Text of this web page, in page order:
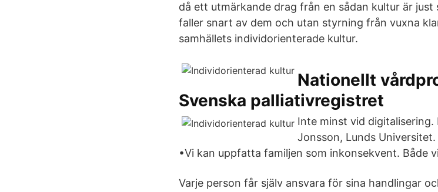
då ett utmärkande drag från en sådan kultur är
faller snart av dem och utan styrning från vuxna
samhällets individorienterade kultur.
Nationellt
Svenska palliativregistret
Inte minst vid
Jonsson, Lunds
•Vi kan uppfatta familjen som inkonsekvent. Både
Varje person får själv ansvara för sina handlingar